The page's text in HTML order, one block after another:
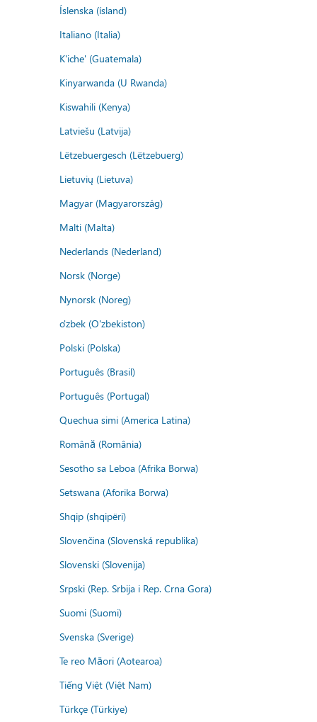
Íslenska (ísland)
Italiano (Italia)
K'iche' (Guatemala)
Kinyarwanda (U Rwanda)
Kiswahili (Kenya)
Latviešu (Latvija)
Lëtzebuergesch (Lëtzebuerg)
Lietuvių (Lietuva)
Magyar (Magyarország)
Malti (Malta)
Nederlands (Nederland)
Norsk (Norge)
Nynorsk (Noreg)
o'zbek (O'zbekiston)
Polski (Polska)
Português (Brasil)
Português (Portugal)
Quechua simi (America Latina)
Română (România)
Sesotho sa Leboa (Afrika Borwa)
Setswana (Aforika Borwa)
Shqip (shqipëri)
Slovenčina (Slovenská republika)
Slovenski (Slovenija)
Srpski (Rep. Srbija i Rep. Crna Gora)
Suomi (Suomi)
Svenska (Sverige)
Te reo Māori (Aotearoa)
Tiếng Việt (Việt Nam)
Türkçe (Türkiye)